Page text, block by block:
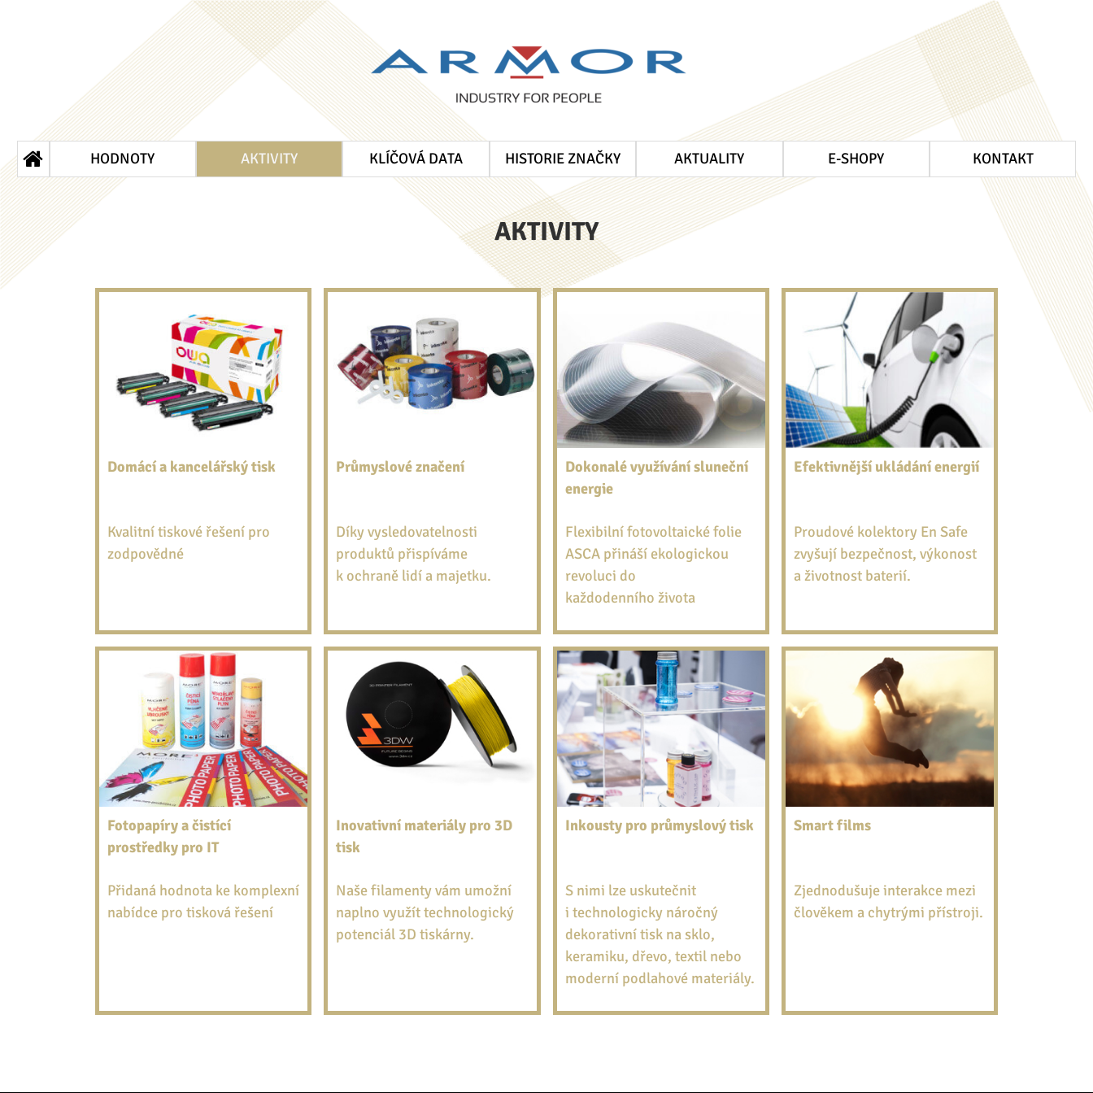
HODNOTY AKTIVITY KLÍČOVÁ DATA HISTORIE ZNAČKY AKTUALITY E-SHOPY KONTAKT
AKTIVITY
Domácí a kancelářský tisk
Kvalitní tiskové řešení pro
zodpovědné
Průmyslové značení
Díky vysledovatelnosti
produktů přispíváme
k ochraně lidí a majetku.
Dokonalé využívání sluneční
energie
Flexibilní fotovoltaické folie
ASCA přináší ekologickou
revoluci do
každodenního života
Efektivnější ukládání energií
Proudové kolektory En Safe
zvyšují bezpečnost, výkonost
a životnost baterií.
Fotopapíry a čistící
prostředky pro IT
Přidaná hodnota ke komplexní
nabídce pro tisková řešení
Inovativní materiály pro 3D
tisk
Naše filamenty vám umožní
naplno využít technologický
potenciál 3D tiskárny.
Inkousty pro průmyslový tisk
S nimi lze uskutečnit
i technologicky náročný
dekorativní tisk na sklo,
keramiku, dřevo, textil nebo
moderní podlahové materiály.
Smart films
Zjednodušuje interakce mezi
člověkem a chytrými přístroji.